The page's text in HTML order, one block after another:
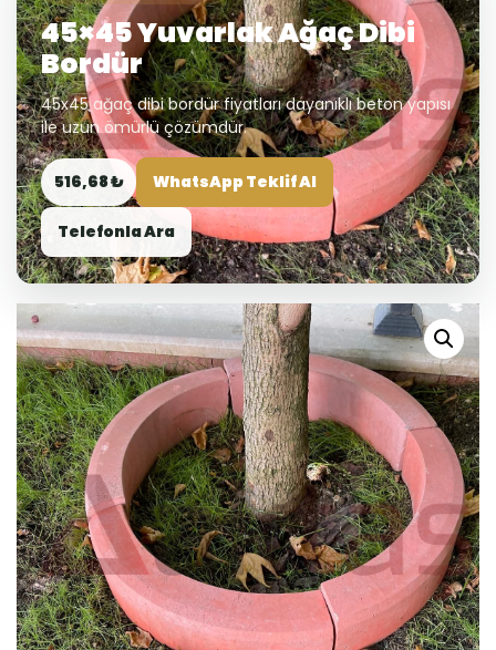
45×45 Yuvarlak Ağaç Dibi
Bordür
45x45 ağaç dibi bordür fiyatları dayanıklı beton yapısı
ile uzun ömürlü çözümdür.
516,68 ₺ WhatsApp Teklif Al
Telefonla Ara